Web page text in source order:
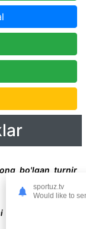
bo'lgan turnir
taslim bo'lishga
sportuz.tv
Would like to